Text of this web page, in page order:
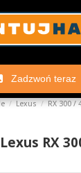
Zadzwoń teraz
Lexus RX 300 /
RX